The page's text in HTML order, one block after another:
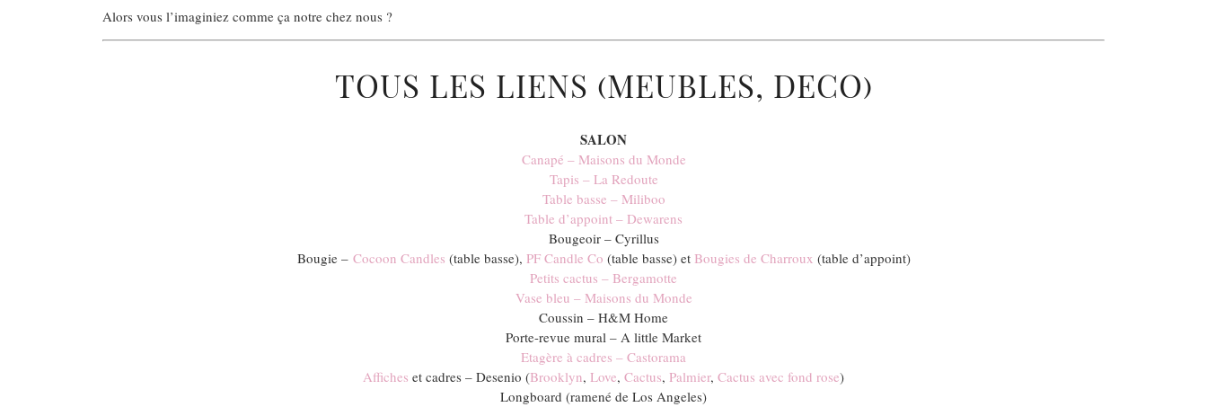
Alors vous l’imaginiez comme ça notre chez nous ?
TOUS LES LIENS (MEUBLES, DECO)
SALON
Canapé – Maisons du Monde
Tapis – La Redoute
Table basse – Miliboo
Table d’appoint – Dewarens
Bougeoir – Cyrillus
Bougie – Cocoon Candles (table basse), PF Candle Co (table basse) et Bougies de Charroux (table d’appoint)
Petits cactus – Bergamotte
Vase bleu – Maisons du Monde
Coussin – H&M Home
Porte-revue mural – A little Market
Etagère à cadres – Castorama
Affiches et cadres – Desenio (Brooklyn, Love, Cactus, Palmier, Cactus avec fond rose)
Longboard (ramené de Los Angeles)